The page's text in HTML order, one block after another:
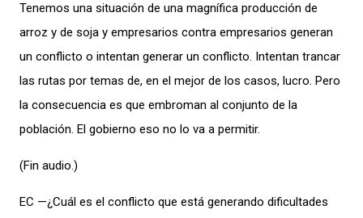
Tenemos una situación de una magnífica producción de
arroz y de soja y empresarios contra empresarios generan
un conflicto o intentan generar un conflicto. Intentan trancar
las rutas por temas de, en el mejor de los casos, lucro. Pero
la consecuencia es que embroman al conjunto de la
población. El gobierno eso no lo va a permitir.
(Fin audio.)
EC —¿Cuál es el conflicto que está generando dificultades